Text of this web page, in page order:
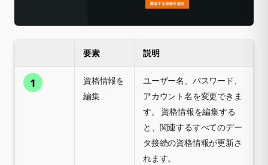
要素 説明
1
資格情報を
編集
ユーザー名、パスワード、
アカウント名を変更できま
す。 資格情報を編集する
と、関連するすべてのデー
タ接続の資格情報が更新さ
れます。